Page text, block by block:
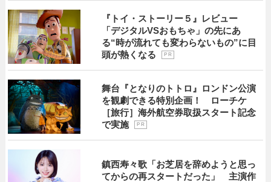
『トイ・ストーリー５』レビュー
「デジタルVSおもちゃ」の先にあ
る“時が流れても変わらないもの”に目
頭が熱くなる
P R
舞台『となりのトトロ』ロンドン公演
を観劇できる特別企画！ ローチケ
［旅行］海外航空券取扱スタート記念
で実施
P R
鎮西寿々歌「お芝居を辞めようと思っ
てからの再スタートだった」 主演作